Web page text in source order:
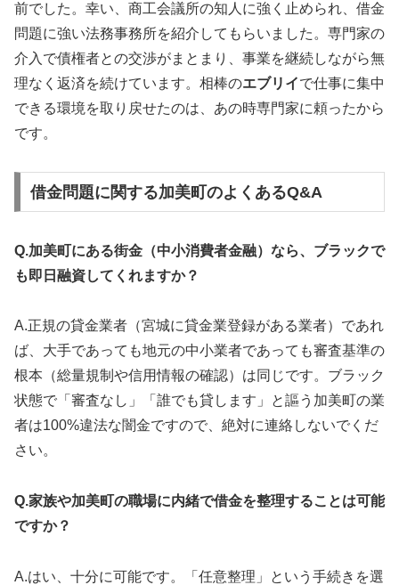
前でした。幸い、商工会議所の知人に強く止められ、借金
問題に強い法務事務所を紹介してもらいました。専門家の
介入で債権者との交渉がまとまり、事業を継続しながら無
理なく返済を続けています。相棒のエブリイで仕事に集中
できる環境を取り戻せたのは、あの時専門家に頼ったから
です。
借金問題に関する加美町のよくあるQ&A
Q.加美町にある街金（中小消費者金融）なら、ブラックで
も即日融資してくれますか？
A.正規の貸金業者（宮城に貸金業登録がある業者）であれ
ば、大手であっても地元の中小業者であっても審査基準の
根本（総量規制や信用情報の確認）は同じです。ブラック
状態で「審査なし」「誰でも貸します」と謳う加美町の業
者は100%違法な闇金ですので、絶対に連絡しないでくだ
さい。
Q.家族や加美町の職場に内緒で借金を整理することは可能
ですか？
A.はい、十分に可能です。「任意整理」という手続きを選